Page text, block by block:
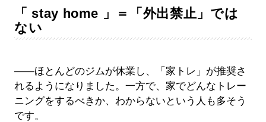
「 stay home 」＝「外出禁止」では
ない
――ほとんどのジムが休業し、「家トレ」が推奨さ
れるようになりました。一方で、家でどんなトレー
ニングをするべきか、わからないという人も多そう
です。